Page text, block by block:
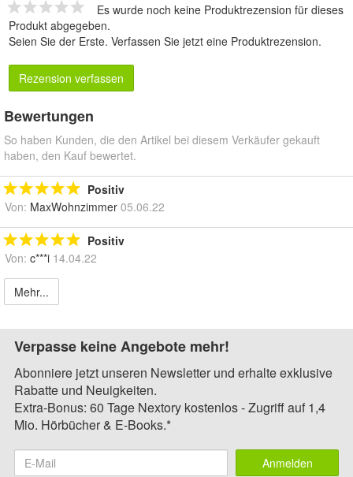
Es wurde noch keine Produktrezension für dieses
Produkt abgegeben.
Seien Sie der Erste. Verfassen Sie jetzt eine Produktrezension.
Rezension verfassen
Bewertungen
So haben Kunden, die den Artikel bei diesem Verkäufer gekauft
haben, den Kauf bewertet.
Positiv
Von: MaxWohnzimmer 05.06.22
Positiv
Von: c***i 14.04.22
Mehr...
Verpasse keine Angebote mehr!
Abonniere jetzt unseren Newsletter und erhalte exklusive
Rabatte und Neuigkeiten.
Extra-Bonus: 60 Tage Nextory kostenlos - Zugriff auf 1,4
Mio. Hörbücher & E-Books.*
Anmelden